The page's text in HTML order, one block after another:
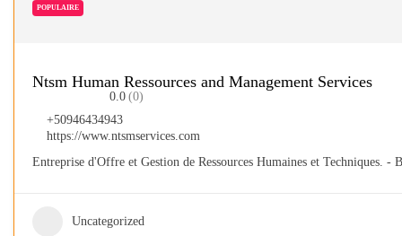
POPULAIRE
Ntsm Human Ressources and Management Services
0.0 (0)
+50946434943
https://www.ntsmservices.com
Entreprise d'Offre et Gestion de Ressources Humaines et
Uncategorized